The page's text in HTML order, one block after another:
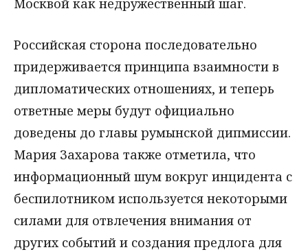
Российская сторона последовательно
придерживается принципа взаимности в
дипломатических отношениях, и теперь
ответные меры будут официально
доведены до главы румынской дипмиссии.
Мария Захарова также отметила, что
информационный шум вокруг инцидента с
беспилотником используется некоторыми
силами для отвлечения внимания от
других событий и создания предлога для